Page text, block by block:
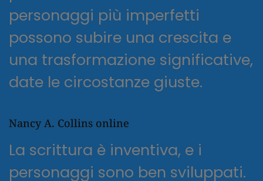
personaggi più imperfetti
possono subire una crescita e
una trasformazione significative,
date le circostanze giuste.
Nancy A. Collins online
La scrittura è inventiva, e i
personaggi sono ben sviluppati.